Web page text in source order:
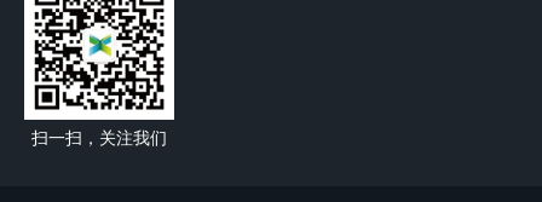
扫一扫，关注我们